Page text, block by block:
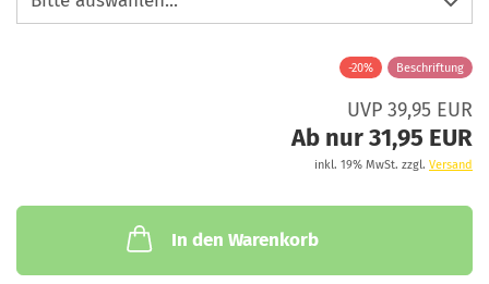
-20% Beschriftung
UVP 39,95 EUR
Ab nur 31,95 EUR
inkl. 19% MwSt. zzgl. Versand
In den Warenkorb